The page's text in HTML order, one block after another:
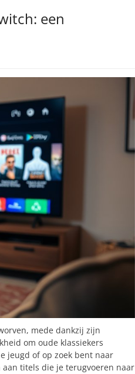
een
mede dankzij zijn
om oude klassiekers
jeugd of op zoek bent naar
titels die je terugvoeren naar